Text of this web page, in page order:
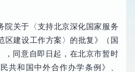
院关于〈支持北京深化国家服务
区建设工作方案〉的批复》（国
，同意自即日起，在北京市暂时
共和国中外合作办学条例》、